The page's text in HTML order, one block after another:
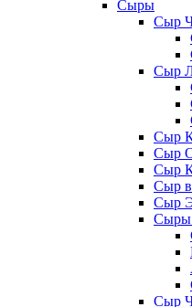
Сыры
Сыр
Сыр
Сыр
Сыр
Сыр
Сыр
Сыр
Сыры
Сыр